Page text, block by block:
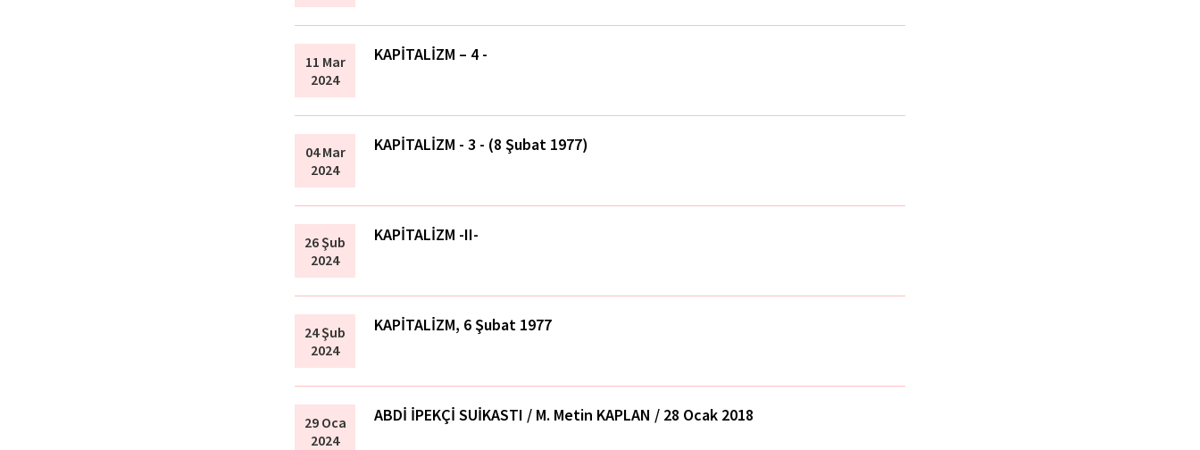
11 Mar
2024
KAPİTALİZM – 4 -
04 Mar
2024
KAPİTALİZM - 3 - (8 Şubat 1977)
26 Şub
2024
KAPİTALİZM -II-
24 Şub
2024
KAPİTALİZM, 6 Şubat 1977
29 Oca
2024
ABDİ İPEKÇİ SUİKASTI / M. Metin KAPLAN / 28 Ocak 2018